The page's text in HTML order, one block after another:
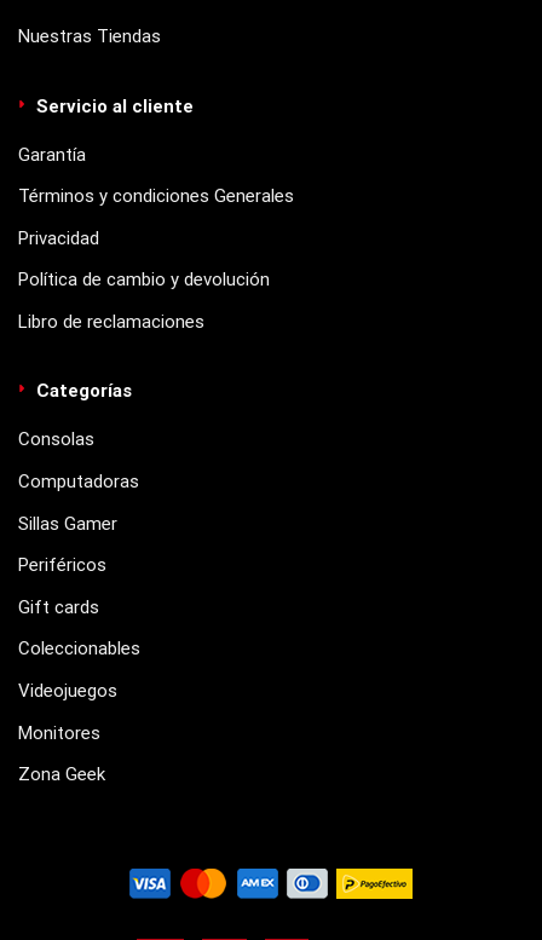
Nuestras Tiendas
Servicio al cliente
Garantía
Términos y condiciones Generales
Privacidad
Política de cambio y devolución
Libro de reclamaciones
Categorías
Consolas
Computadoras
Sillas Gamer
Periféricos
Gift cards
Coleccionables
Videojuegos
Monitores
Zona Geek